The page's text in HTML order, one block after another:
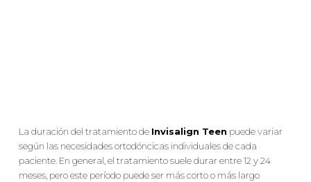
La duración del tratamiento de Invisalign Teen puede variar
según las necesidades ortodóncicas individuales de cada
paciente. En general, el tratamiento suele durar entre 12 y 24
meses, pero este período puede ser más corto o más largo